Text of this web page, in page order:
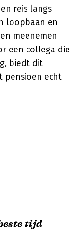
reis langs
loopbaan en
meenemen
een collega die
biedt dit
pensioen echt
tijd